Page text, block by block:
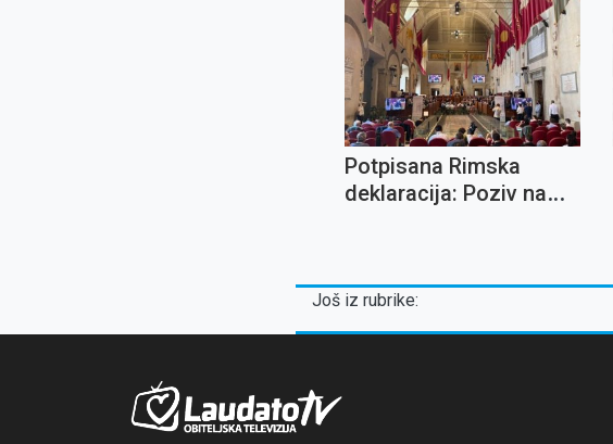
Potpisana Rimska
deklaracija: Poziv na
Još iz rubrike: